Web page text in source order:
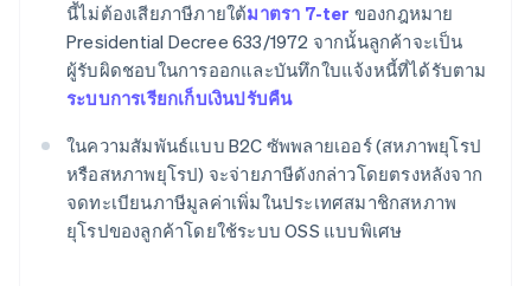
นี้ไม่ต้องเสียภาษีภายใต้มาตรา 7-ter ของกฎหมาย
Presidential Decree 633/1972 จากนั้นลูกค้าจะเป็น
ผู้รับผิดชอบในการออกและบันทึกใบแจ้งหนี้ที่ได้รับตาม
ระบบการเรียกเก็บเงินปรับคืน
ในความสัมพันธ์แบบ B2C ซัพพลายเออร์ (สหภาพยุโรป
หรือสหภาพยุโรป) จะจ่ายภาษีดังกล่าวโดยตรงหลังจาก
จดทะเบียนภาษีมูลค่าเพิ่มในประเทศสมาชิกสหภาพ
ยุโรปของลูกค้าโดยใช้ระบบ OSS แบบพิเศษ